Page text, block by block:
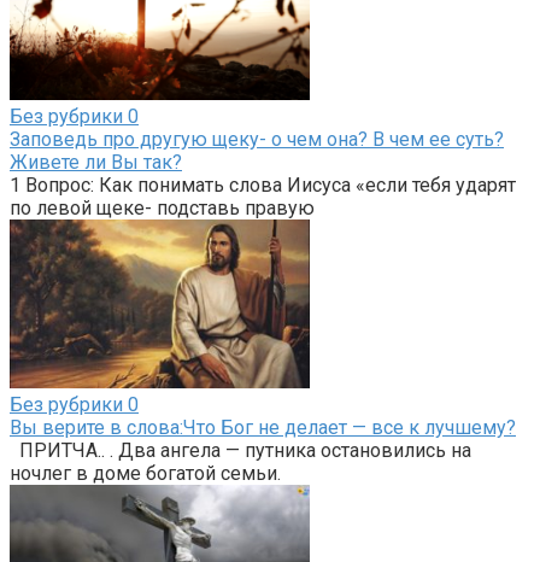
Без рубрики 0
Заповедь про другую щеку- о чем она? В чем ее суть?
Живете ли Вы так?
1 Вопрос: Как понимать слова Иисуса «если тебя ударят
по левой щеке- подставь правую
Без рубрики 0
Вы верите в слова:Что Бог не делает — все к лучшему?
ПРИТЧА.. . Два ангела — путника остановились на
ночлег в доме богатой семьи.